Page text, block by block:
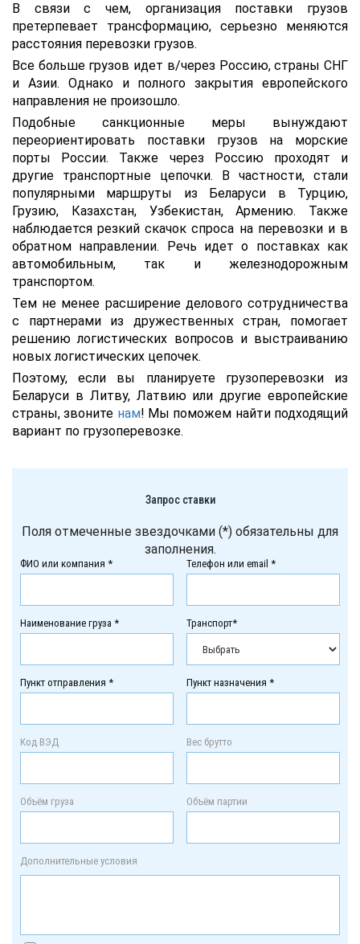
В связи с чем, организация поставки грузов
претерпевает трансформацию, серьезно меняются
расстояния перевозки грузов.
Все больше грузов идет в/через Россию, страны СНГ
и Азии. Однако и полного закрытия европейского
направления не произошло.
Подобные санкционные меры вынуждают
переориентировать поставки грузов на морские
порты России. Также через Россию проходят и
другие транспортные цепочки. В частности, стали
популярными маршруты из Беларуси в Турцию,
Грузию, Казахстан, Узбекистан, Армению. Также
наблюдается резкий скачок спроса на перевозки и в
обратном направлении. Речь идет о поставках как
автомобильным, так и железнодорожным
транспортом.
Тем не менее расширение делового сотрудничества
с партнерами из дружественных стран, помогает
решению логистических вопросов и выстраиванию
новых логистических цепочек.
Поэтому, если вы планируете грузоперевозки из
Беларуси в Литву, Латвию или другие европейские
страны, звоните нам! Мы поможем найти подходящий
вариант по грузоперевозке.
Запрос ставки
Поля отмеченные звездочками (*) обязательны для
заполнения.
ФИО или компания * Телефон или email *
Наименование груза * Транспорт*
Пункт отправления * Пункт назначения *
Код ВЭД Вес брутто
Объём груза Объём партии
Дополнительные условия